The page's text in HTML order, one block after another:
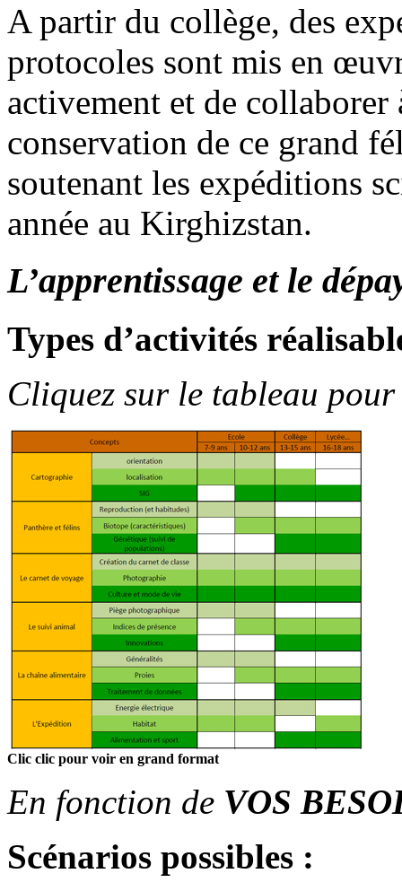
A partir du collège, des
protocoles sont mis en
activement et de collaborer
conservation de ce grand
soutenant les expéditions
année au Kirghizstan.
L’apprentissage et le
Types d’activités
Cliquez sur le tableau
Clic clic pour voir en grand format
En fonction de VOS
Scénarios possibles :